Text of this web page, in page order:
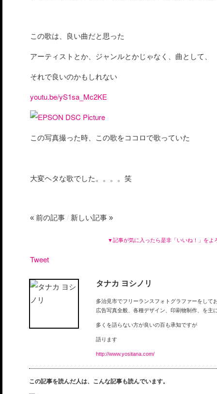
この歌は、良い曲だと思った
アーティストとか、ジャンルとかじゃなく、曲として、
それで良いのかもしれない
youtu.be/yS1sa_Mc2KE
この写真撮った時、この歌をココロで歌っていた
大変ヘタな歌でした。。。。笑
« 前の記事 / 新しい記事 »
▼記事が気に入ったら是非「いいね！」をよ
Tweet
タナカ ヨシノリ
多治見市でフリーランスフォトグラファーをして
広告写真全般、各種デザイン、印刷物制作、を主
多くを語らない方が良いの百も承知ですが
語ります
http://www.yositana.com/
この記事を読んだ人は、こんな記事も読んでいます。